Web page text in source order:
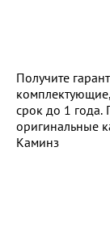
Получите
срок до 1 года.
оригинальные
Каминз